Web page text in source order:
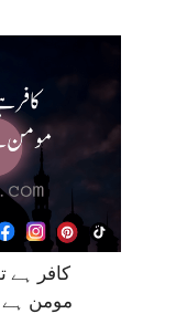
کافر ہے
مومن ہے